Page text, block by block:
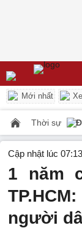
Mới nhất
Thời sự
Cập nhật lúc
1 năm
người